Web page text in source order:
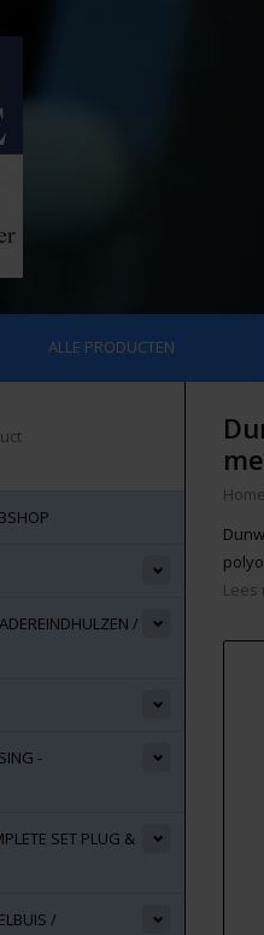
ALLE PRODUCTEN
/
-
SET PLUG &
/
Home
Lees